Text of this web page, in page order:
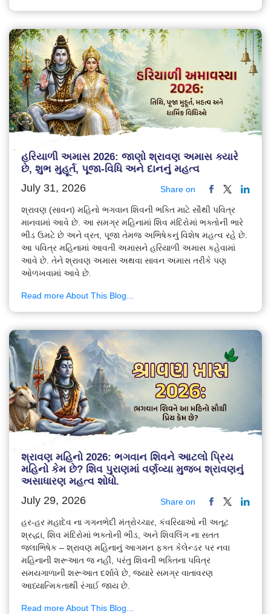
હરિયાળી અમાસ 2026: જાણો શ્રાવણ અમાસ ક્યારે
છે, શુભ મુહૂર્ત, પૂજા-વિધિ અને દાનનું મહત્વ
July 31, 2026 Share on
શ્રાવણ (સાવન) મહિનો ભગવાન શિવની ભક્તિ માટે સૌથી પવિત્ર
માનવામાં આવે છે. આ સમગ્ર મહિનામાં શિવ મંદિરોમાં ભક્તોની ભારે
ભીડ ઉમટે છે અને વ્રત, પૂજા તેમજ અભિષેકનું વિશેષ મહત્વ રહે છે.
આ પવિત્ર મહિનામાં આવતી અમાસને હરિયાળી અમાસ કહેવામાં
આવે છે. તેને શ્રાવણ અમાસ અથવા સાવન અમાસ તરીકે પણ
ઓળખવામાં આવે છે.
Read more About This Blog...
શ્રાવણ મહિનો 2026: ભગવાન શિવને આટલો પ્રિય
મહિનો કેમ છે? શિવ પુરાણમાં વર્ણવ્યા મુજબ શ્રાવણનું
અસાધારણ મહત્વ શોધો.
July 29, 2026 Share on
હર-હર મહાદેવ ના ગગનભેદી મંત્રોચ્ચાર, કંવરિયાઓ ની અતૂટ
શ્રદ્ધા, શિવ મંદિરોમાં ભક્તોની ભીડ, અને શિવલિંગ ના સતત
જલાભિષેક – શ્રાવણ મહિનાનું આગમન ફક્ત કેલેન્ડર પર નવા
મહિનાની શરૂઆત જ નહીં, પરંતુ શિવની ભક્તિના પવિત્ર
સમયગાળાની શરૂઆત દર્શાવે છે, જ્યારે સમગ્ર વાતાવરણ
આધ્યાત્મિકતાથી રંગાઈ જાય છે.
Read more About This Blog...